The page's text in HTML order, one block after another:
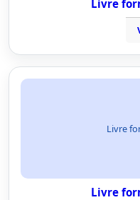
Livre
Livre
Livre